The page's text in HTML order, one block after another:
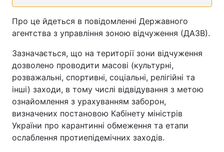
Про це йдеться в повідомленні Державного
агентства з управління зоною відчуження (ДАЗВ).
Зазначається, що на території зони відчуження
дозволено проводити масові (культурні,
розважальні, спортивні, соціальні, релігійні та
інші) заходи, в тому числі відвідування з метою
ознайомлення з урахуванням заборон,
визначених постановою Кабінету міністрів
України про карантинні обмеження та етапи
ослаблення протиепідемічних заходів.